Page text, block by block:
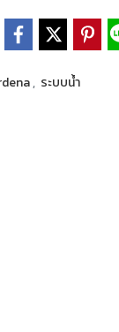
, ระบบน้ำ